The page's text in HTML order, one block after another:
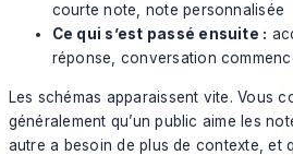
courte note, note personnalisée
Ce qui s’est passé ensuite :
réponse, conversation
Les schémas apparaissent vite. Vous
généralement qu’un public aime les
autre a besoin de plus de contexte, et